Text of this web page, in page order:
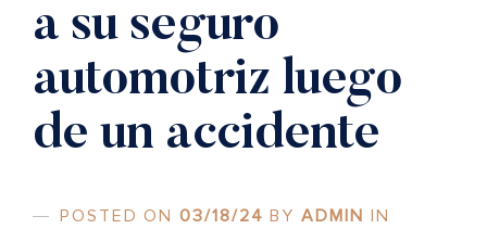
a su seguro
automotriz luego
de un accidente
POSTED ON03/18/24 BYADMIN IN